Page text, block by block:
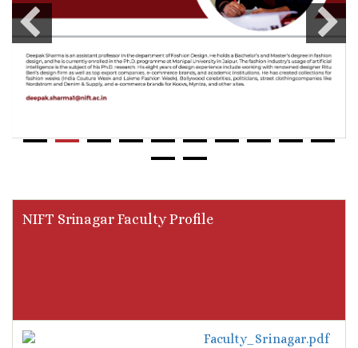
NIFT Srinagar Faculty Profile
Faculty_Srinagar.pdf